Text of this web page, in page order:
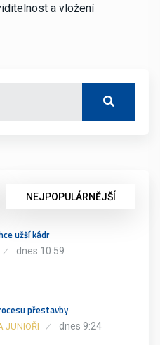
a vložení
NEJPOPULÁRNĚJŠÍ
užší kádr
dnes 10:59
přestavby
JUNIOŘI dnes 9:24